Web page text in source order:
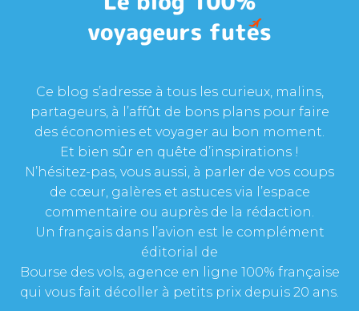
Ce blog s’adresse à tous les curieux, malins,
partageurs, à l’affût de bons plans pour faire
des économies et voyager au bon moment.
Et bien sûr en quête d’inspirations !
N’hésitez-pas, vous aussi, à parler de vos coups
de cœur, galères et astuces via l’espace
commentaire ou auprès de la rédaction.
Un français dans l’avion est le complément
éditorial de
Bourse des vols, agence en ligne 100% française
qui vous fait décoller à petits prix depuis 20 ans.